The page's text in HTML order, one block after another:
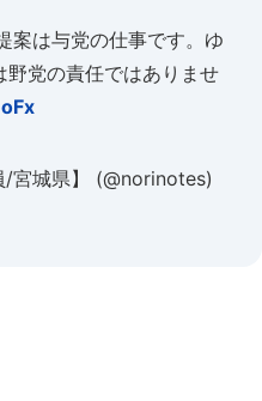
案は与党の仕事です。ゆ
野党の責任ではありませ
宮城県】 (@norinotes)